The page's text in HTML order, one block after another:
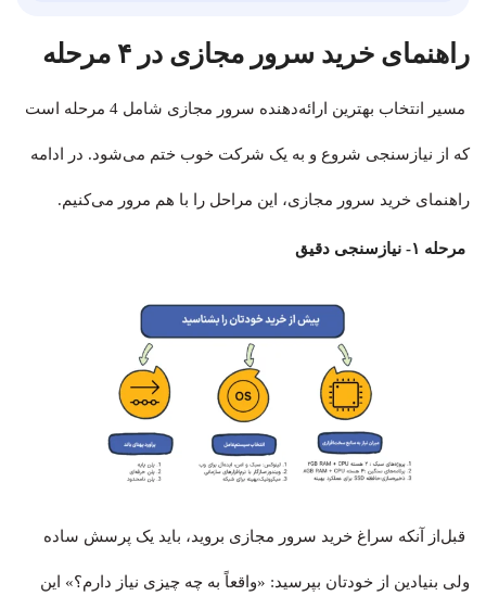
راهنمای خرید سرور مجازی در ۴ مرحله
مسیر انتخاب بهترین ارائه‌دهنده سرور مجازی شامل 4 مرحله است
که از نیازسنجی شروع و به یک شرکت خوب ختم می‌شود. در ادامه
راهنمای خرید سرور مجازی، این مراحل را با هم مرور می‌کنیم.
مرحله ۱- نیازسنجی دقیق
قبل‌از آنکه سراغ خرید سرور مجازی بروید، باید یک پرسش ساده
ولی بنیادین از خودتان بپرسید: «واقعاً به چه چیزی نیاز دارم؟» این